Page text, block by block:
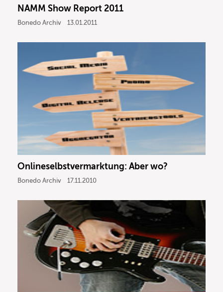
NAMM Show Report 2011
Bonedo Archiv 13.01.2011
Onlineselbstvermarktung: Aber wo?
Bonedo Archiv 17.11.2010